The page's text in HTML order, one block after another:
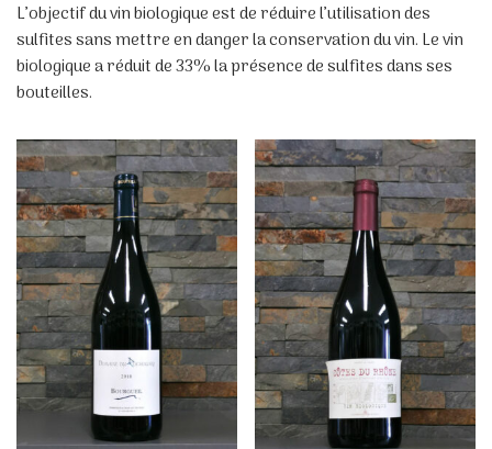
L’objectif du vin biologique est de réduire l’utilisation des
sulfites sans mettre en danger la conservation du vin. Le vin
biologique a réduit de 33% la présence de sulfites dans ses
bouteilles.